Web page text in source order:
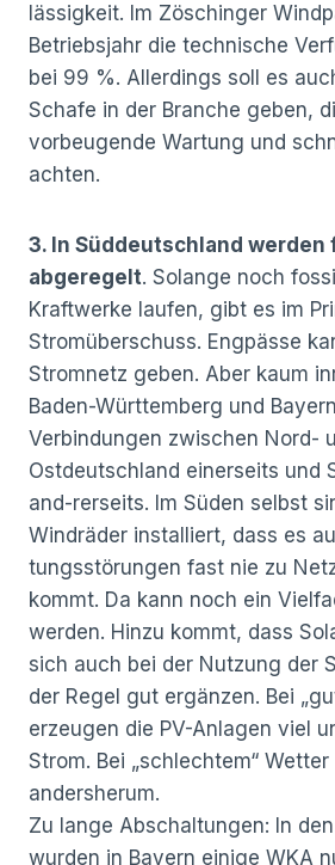
lässigkeit. Im Zöschinger
Betriebsjahr die technische
bei 99 %. Allerdings soll es
Schafe in der Branche geben,
vorbeugende Wartung und
achten.
3. In Süddeutschland werden
abgeregelt. Solange noch
Kraftwerke laufen, gibt es im
Stromüberschuss. Engpässe
Stromnetz geben. Aber kaum
Baden-Württemberg und
Verbindungen zwischen Nord-
Ostdeutschland einerseits und
and-rerseits. Im Süden selbst
Windräder installiert, dass es
tungsstörungen fast nie zu
kommt. Da kann noch ein
werden. Hinzu kommt, dass
sich auch bei der Nutzung der
der Regel gut ergänzen. Bei
erzeugen die PV-Anlagen viel
Strom. Bei „schlechtem“
andersherum.
Zu lange Abschaltungen: In
wurden in Bayern einige WKA